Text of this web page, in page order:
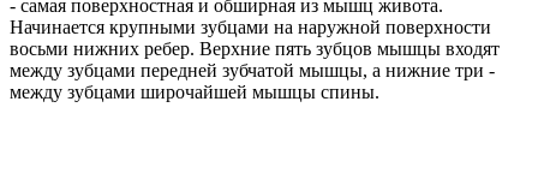
- самая поверхностная и обширная из мышц живота.
Начинается крупными зубцами на наружной поверхности
восьми нижних ребер. Верхние пять зубцов мышцы входят
между зубцами передней зубчатой мышцы, а нижние три -
между зубцами широчайшей мышцы спины.